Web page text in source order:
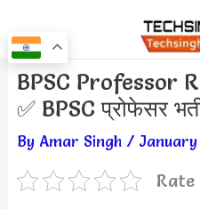
to
content
BPSC Professor
✅ BPSC प्रोफेसर
By Amar Singh / January
Post
navigation